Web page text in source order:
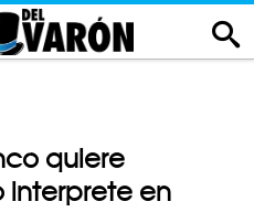
quiere
interprete en